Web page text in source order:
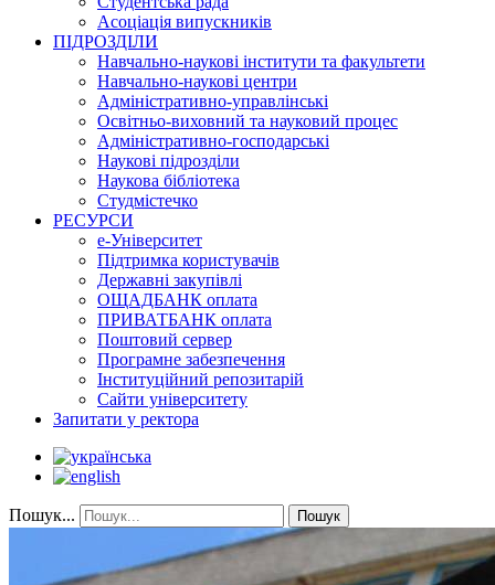
Асоціація випускників
ПІДРОЗДІЛИ
Навчально-наукові інститути та факультети
Навчально-наукові центри
Адміністративно-управлінські
Освітньо-виховний та науковий процес
Адміністративно-господарські
Наукові підрозділи
Наукова бібліотека
Студмістечко
РЕСУРСИ
е-Університет
Підтримка користувачів
Державні закупівлі
ОЩАДБАНК оплата
ПРИВАТБАНК оплата
Поштовий сервер
Програмне забезпечення
Інституційний репозитарій
Сайти університету
Запитати у ректора
Пошук... Пошук